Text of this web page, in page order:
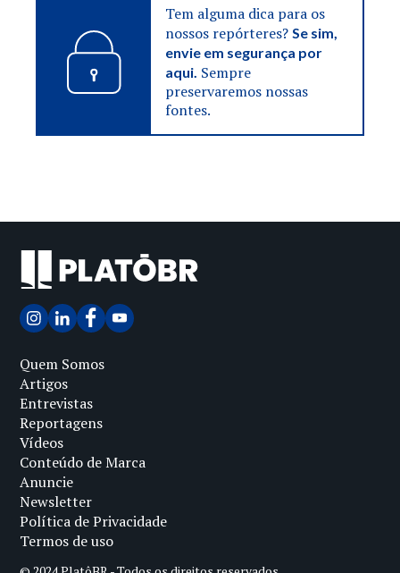
Tem alguma dica para os
nossos repórteres?Se sim,
envie em segurança por
aqui. Sempre
preservaremos nossas
fontes.
Quem Somos
Artigos
Entrevistas
Reportagens
Vídeos
Conteúdo de Marca
Anuncie
Newsletter
Política de Privacidade
Termos de uso